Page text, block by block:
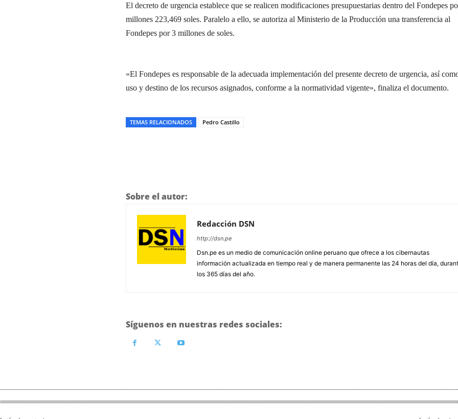
El decreto de urgencia establece que se realicen modificaciones presupuestarias dentro del Fondepes
millones 223,469 soles. Paralelo a ello, se autoriza al Ministerio de la Producción una transferencia al
Fondepes por 3 millones de soles.
«El Fondepes es responsable de la adecuada implementación del presente decreto de urgencia, así
uso y destino de los recursos asignados, conforme a la normatividad vigente», finaliza el documento.
TEMAS RELACIONADOS Pedro Castillo
Sobre el autor:
Redacción DSN
http://dsn.pe
Dsn.pe es un medio de comunicación online peruano que ofrece a los cibernautas
información actualizada en tiempo real y de manera permanente las 24 horas del día,
los 365 días del año.
Síguenos en nuestras redes sociales: